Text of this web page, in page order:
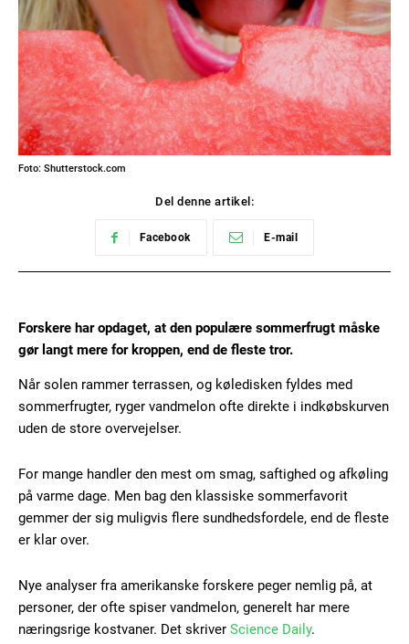
Foto: Shutterstock.com
Del denne artikel:
Facebook E-mail
Forskere har opdaget, at den populære sommerfrugt måske
gør langt mere for kroppen, end de fleste tror.
Når solen rammer terrassen, og køledisken fyldes med
sommerfrugter, ryger vandmelon ofte direkte i indkøbskurven
uden de store overvejelser.
For mange handler den mest om smag, saftighed og afkøling
på varme dage. Men bag den klassiske sommerfavorit
gemmer der sig muligvis flere sundhedsfordele, end de fleste
er klar over.
Nye analyser fra amerikanske forskere peger nemlig på, at
personer, der ofte spiser vandmelon, generelt har mere
næringsrige kostvaner. Det skriver Science Daily.